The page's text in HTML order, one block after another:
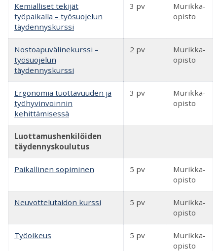
Kemialliset tekijät
työpaikalla – työsuojelun
täydennyskurssi
3 pv
Murikka-
opisto
Nostoapuvälinekurssi –
työsuojelun
täydennyskurssi
2 pv
Murikka-
opisto
Ergonomia tuottavuuden ja
työhyvinvoinnin
kehittämisessä
3 pv
Murikka-
opisto
Luottamushenkilöiden
täydennyskoulutus
Paikallinen sopiminen 5 pv
Murikka-
opisto
Neuvottelutaidon kurssi 5 pv
Murikka-
opisto
Työoikeus 5 pv
Murikka-
opisto